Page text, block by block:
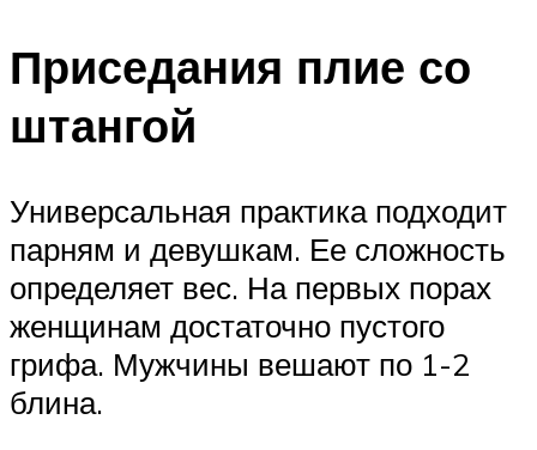
Приседания плие со
штангой
Универсальная практика подходит
парням и девушкам. Ее сложность
определяет вес. На первых порах
женщинам достаточно пустого
грифа. Мужчины вешают по 1-2
блина.